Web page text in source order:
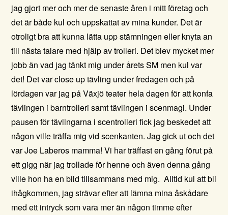
jag gjort mer och mer de senaste åren i mitt företag och
det är både kul och uppskattat av mina kunder. Det är
otroligt bra att kunna lätta upp stämningen eller knyta an
till nästa talare med hjälp av trolleri. Det blev mycket mer
jobb än vad jag tänkt mig under årets SM men kul var
det! Det var close up tävling under fredagen och på
lördagen var jag på Växjö teater hela dagen för att konfa
tävlingen i barntrolleri samt tävlingen i scenmagi. Under
pausen för tävlingarna i scentrolleri fick jag beskedet att
någon ville träffa mig vid scenkanten. Jag gick ut och det
var Joe Laberos mamma! Vi har träffast en gång förut på
ett gigg när jag trollade för henne och även denna gång
ville hon ha en bild tillsammans med mig. Alltid kul att bli
ihågkommen, jag strävar efter att lämna mina åskådare
med ett intryck som vara mer än någon timme efter